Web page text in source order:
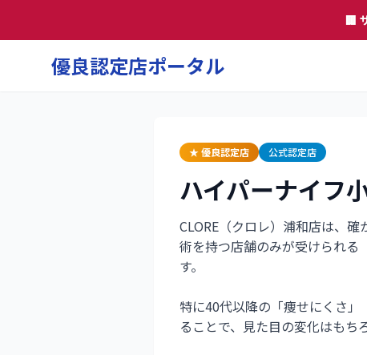
🏢
優良認定店ポータル
★ 優良認定店 公式認定店
ハイパーナイフ
CLORE（クロレ）浦和店は、
術を持つ店舗のみが受けられる
す。
特に40代以降の「痩せにくさ
ることで、見た目の変化はもち